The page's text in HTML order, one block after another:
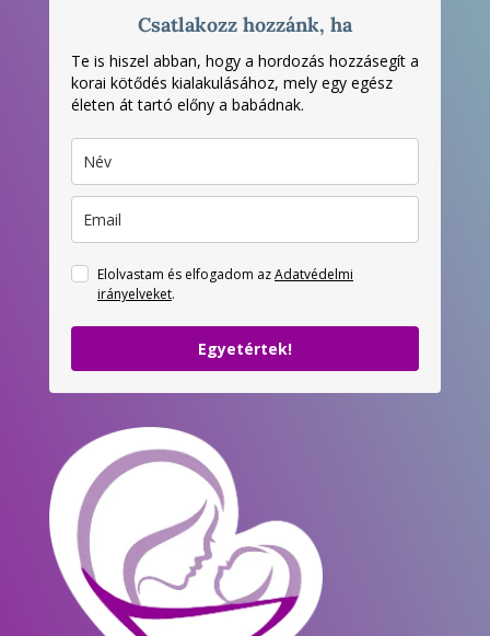
Csatlakozz hozzánk, ha
Te is hiszel abban, hogy a hordozás hozzásegít a
korai kötődés kialakulásához, mely egy egész
életen át tartó előny a babádnak.
Elolvastam és elfogadom azAdatvédelmi
irányelveket.
Egyetértek!